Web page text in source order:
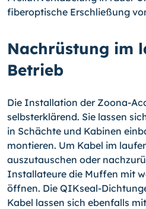
fiberoptische Erschließung
Nachrüstung im
Betrieb
Die Installation der Zoona-
selbsterklärend. Sie lassen
in Schächte und Kabinen
montieren. Um Kabel im
auszutauschen oder
Installateure die Muffen mit
öffnen. Die QIKseal-
Kabel lassen sich ebenfalls